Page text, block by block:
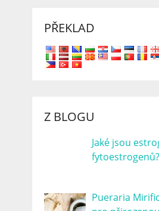
PŘEKLAD
Z BLOGU
Jaké jsou
fytoestrogenů?
Pueraria